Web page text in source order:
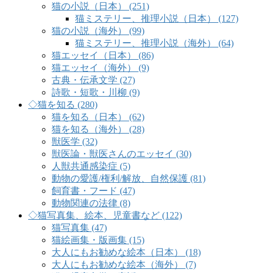
猫の小説（日本） (251)
猫ミステリー、推理小説（日本） (127)
猫の小説（海外） (99)
猫ミステリー、推理小説（海外） (64)
猫エッセイ（日本） (86)
猫エッセイ（海外） (9)
古典・伝承文学 (27)
詩歌・短歌・川柳 (9)
◇猫を知る (280)
猫を知る（日本） (62)
猫を知る（海外） (28)
獣医学 (32)
獣医論・獣医さんのエッセイ (30)
人獣共通感染症 (5)
動物の愛護/権利/解放、自然保護 (81)
飼育書・フード (47)
動物関連の法律 (8)
◇猫写真集、絵本、児童書など (122)
猫写真集 (47)
猫絵画集・版画集 (15)
大人にもお勧めな絵本（日本） (18)
大人にもお勧めな絵本（海外） (7)